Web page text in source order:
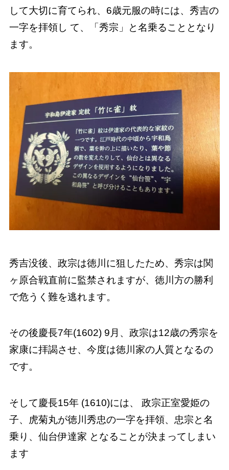
して大切に育てられ、6歳元服の時には、秀吉の
一字を拝領し て、「秀宗」と名乗ることとなり
ます。
秀吉没後、政宗は徳川に狙したため、秀宗は関
ヶ原合戦直前に監禁されますが、徳川方の勝利
で危うく難を逃れます。
その後慶長7年(1602) 9月、政宗は12歳の秀宗を
家康に拝謁させ、今度は徳川家の人質となるの
です。
そして慶長15年 (1610)には、 政宗正室愛姫の
子、虎菊丸が徳川秀忠の一字を拝領、忠宗と名
乗り、仙台伊達家 となることが決まってしまい
ます